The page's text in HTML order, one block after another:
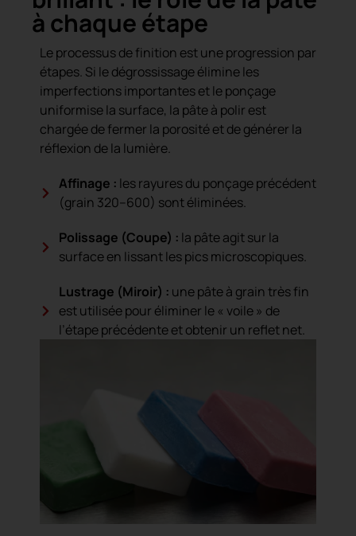
à chaque étape
Le processus de finition est une progression par
étapes. Si le dégrossissage élimine les
imperfections importantes et le ponçage
uniformise la surface, la pâte à polir est
chargée de fermer la porosité et de générer la
réflexion de la lumière.
Affinage : les rayures du ponçage précédent
(grain 320–600) sont éliminées.
Polissage (Coupe) : la pâte agit sur la
surface en lissant les pics microscopiques.
Lustrage (Miroir) : une pâte à grain très fin
est utilisée pour éliminer le « voile » de
l’étape précédente et obtenir un reflet net.